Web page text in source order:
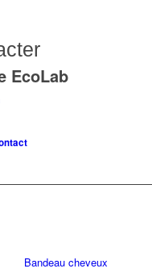
EcoLab
Bandeau cheveux